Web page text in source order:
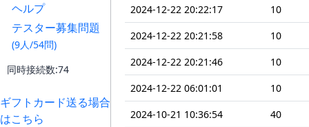
ヘルプ
テスター募集問題
(9人/54問)
同時接続数:74
ギフトカード送る場合
はこちら
2024-12-22 20:22:17
10
2024-12-22 20:21:58
10
2024-12-22 20:21:46
10
2024-12-22 06:01:01
10
2024-10-21 10:36:54
40